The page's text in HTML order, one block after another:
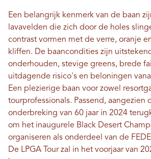
Een belangrijk kenmerk van de baan
lavavelden die zich door de holes
contrast vormen met de verre, oranje
kliffen. De baancondities zijn
onderhouden, stevige greens, brede
uitdagende risico's en beloningen
Een plezierige baan voor zowel
tourprofessionals. Passend, aangezien
onderbreking van 60 jaar in 2024
om het inaugurele Black Desert
organiseren als onderdeel van de
De LPGA Tour zal in het voorjaar van